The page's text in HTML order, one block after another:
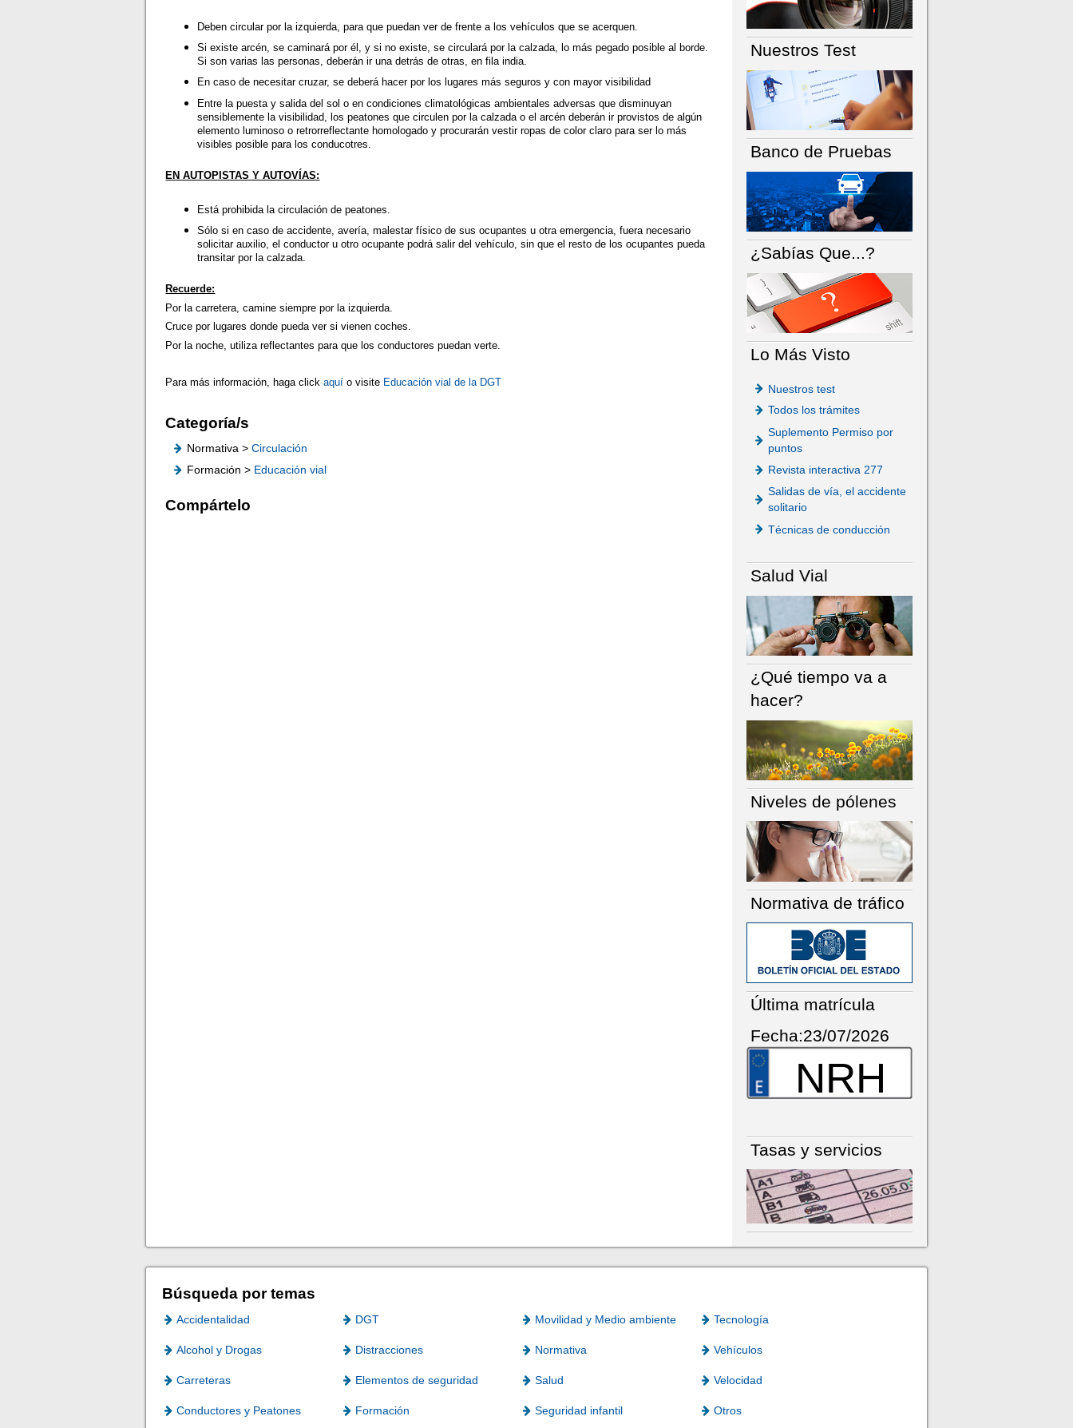
Deben circular por la izquierda, para que puedan ver de frente a los vehículos que se acerquen.
Si existe arcén, se caminará por él, y si no existe, se circulará por la calzada, lo más pegado posible al borde.
Si son varias las personas, deberán ir una detrás de otras, en fila india.
En caso de necesitar cruzar, se deberá hacer por los lugares más seguros y con mayor visibilidad
Entre la puesta y salida del sol o en condiciones climatológicas ambientales adversas que disminuyan
sensiblemente la visibilidad, los peatones que circulen por la calzada o el arcén deberán ir provistos de algún
elemento luminoso o retrorreflectante homologado y procurarán vestir ropas de color claro para ser lo más
visibles posible para los conducotres.
EN AUTOPISTAS Y AUTOVÍAS:
Está prohibida la circulación de peatones.
Sólo si en caso de accidente, avería, malestar físico de sus ocupantes u otra emergencia, fuera necesario
solicitar auxilio, el conductor u otro ocupante podrá salir del vehículo, sin que el resto de los ocupantes pueda
transitar por la calzada.
Recuerde:
Por la carretera, camine siempre por la izquierda.
Cruce por lugares donde pueda ver si vienen coches.
Por la noche, utiliza reflectantes para que los conductores puedan verte.
Para más información, haga clickaquí o visite Educación vial de la DGT
Categoría/s
Normativa >Circulación
Formación > Educación vial
Compártelo
Nuestros Test
Banco de Pruebas
¿Sabías Que...?
Lo Más Visto
Nuestros test
Todos los trámites
Suplemento Permiso por
puntos
Revista interactiva 277
Salidas de vía, el accidente
solitario
Técnicas de conducción
Salud Vial
¿Qué tiempo va a
hacer?
Niveles de pólenes
Normativa de tráfico
Última matrícula
Fecha:23/07/2026
NRH
Tasas y servicios
Búsqueda por temas
Accidentalidad DGT Movilidad y Medio ambiente Tecnología
Alcohol y Drogas Distracciones Normativa Vehículos
Carreteras Elementos de seguridad Salud Velocidad
Conductores y Peatones Formación Seguridad infantil Otros